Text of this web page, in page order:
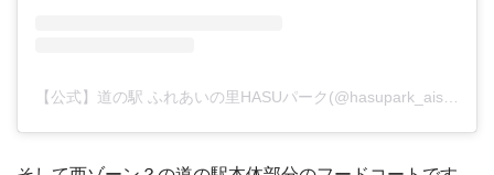
【公式】道の駅 ふれあいの里HASUパーク(@hasupark_aisai_)がシェアした投稿